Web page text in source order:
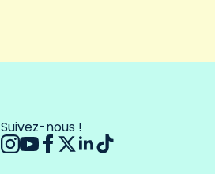
Suivez-nous !